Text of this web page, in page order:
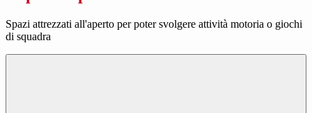
Spazi attrezzati all'aperto per poter svolgere attività motoria o giochi
di squadra